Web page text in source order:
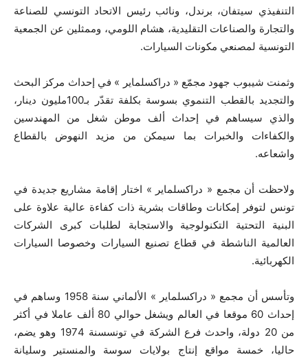
التنفيذي سيتفان، برندل، ونائب رئيس الاتحاد التونسي للصناعة
والتجارة والصناعات التقليدية، هشام اللومي، وممثلين عن الجمعية
التونسية لمصنعي مكونات السيارات.
وثمنت شيبوب جهود مجمّع « دراكسلماير » في إحداث مركز البحث
والتجديد بالقطب التنموي بسوسة بكلفة تقدّر بـ100مليون دينار،
والذي سيساهم في إحداث ألف موطن شغل من المهندسين
والكفاءات والخبرات بما سيمكن من مزيد النهوض بالقطاع
واشعاعه.
ولاحظت أن مجمع « دراكسلماير » اختار إقامة مشاريع جديدة في
تونس لتوفر إمكانات وطاقات بشرية ذات كفاءة عالية علاوة على
البنية التحتية التكنولوجية والاستجابة لطلبات كبرى الشركات
العالمية الناشطة في قطاع تصنيع السيارات وخصوصا السيارات
الكهربائية.
وتأسس أن مجمع « دراكسلماير » الألماني سنة 1958 وساهم في
إحداث 60 موقعا في العالم ويشغل حوالي 80 ألف عاملا في أكثر
من 20 دولة، واحدث فرع الشركة في تونسسنة 1974 وهو يضم،
حاليا، خمسة مواقع إنتاج بولايات سوسة والمنستير وسليانة